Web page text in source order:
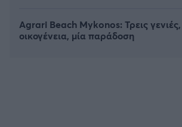
Agrari Beach Mykonos: Τρεις γενιές,
οικογένεια, μία παράδοση